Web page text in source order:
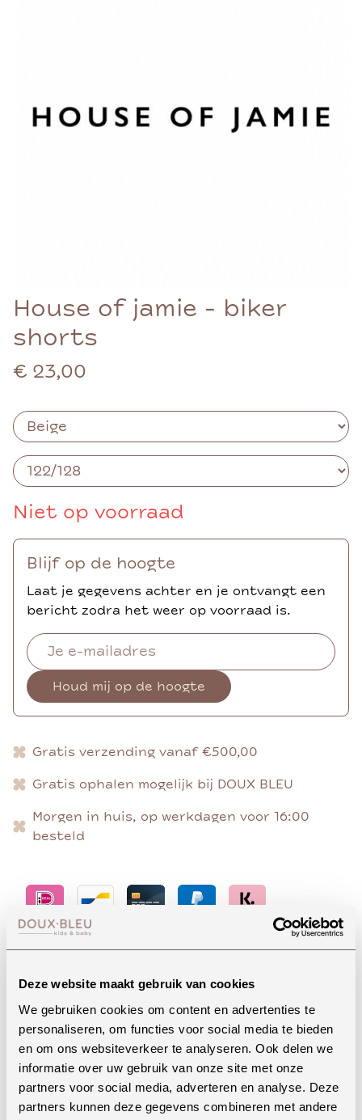
Deze website maakt gebruik van cookies
We gebruiken cookies om content en advertenties te
personaliseren, om functies voor social media te bieden
en om ons websiteverkeer te analyseren. Ook delen we
informatie over uw gebruik van onze site met onze
partners voor social media, adverteren en analyse. Deze
partners kunnen deze gegevens combineren met andere
House of jamie - biker
shorts
€ 23,00
Niet op voorraad
Blijf op de hoogte
Laat je gegevens achter en je ontvangt een
bericht zodra het weer op voorraad is.
Houd mij op de hoogte
Gratis verzending vanaf €500,00
Gratis ophalen mogelijk bij DOUX BLEU
Morgen in huis, op werkdagen voor 16:00
besteld
Whatsapp